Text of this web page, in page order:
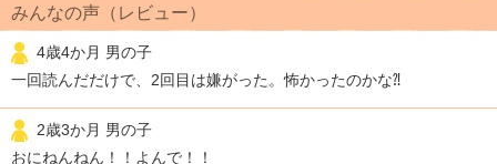
みんなの声（レビュー）
4歳4か月 男の子
一回読んだだけで、2回目は嫌がった。怖かったのかな⁈
2歳3か月 男の子
おにねんねん！！よんで！！